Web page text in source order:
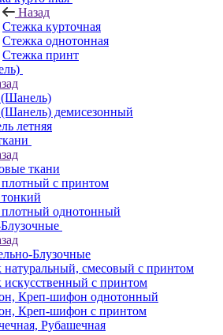
Назад
Стежка курточная
Стежка однотонная
Стежка принт
демисезонный
летняя
ткани
с принтом
однотонный
Блузочные
смесовый с принтом
с принтом
Креп-шифон однотонный
Креп-шифон с принтом
Рубашечная